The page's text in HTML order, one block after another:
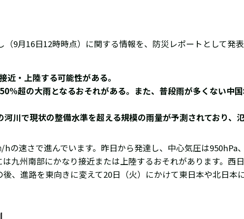
9月16日12時時点）に関する情報を、防災レポートとして発表
近・上陸する可能性がある。
超の大雨となるおそれがある。また、普段雨が多くない中
川で現状の整備水準を超える規模の雨量が予測されており、
の速さで進んでいます。昨日から発達し、中心気圧は950hPa
九州南部にかなり接近または上陸するおそれがあります。西
、進路を東向きに変えて20日（火）にかけて東日本や北日本